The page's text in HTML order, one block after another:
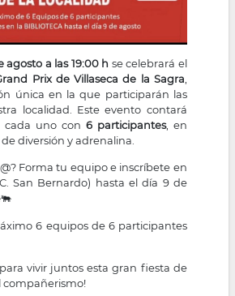
agosto a las 19:00 h se celebrará el
Prix de Villaseca de la Sagra
única en la que participarán las
localidad. Este evento contará
cada uno con 6 participantes, en
diversión y adrenalina.
Forma tu equipo e inscríbete en
San Bernardo) hasta el día 9 de
6 equipos de 6 participantes
para vivir juntos esta gran fiesta de
compañerismo!